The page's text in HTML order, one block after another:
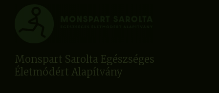
Monspart Sarolta Egészséges
Életmódért Alapítvány